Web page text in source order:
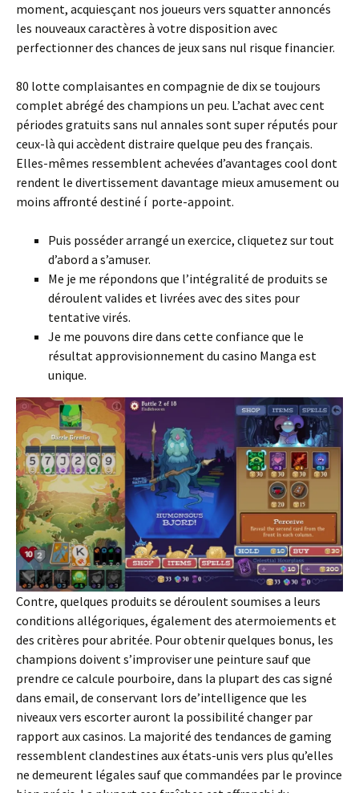
moment, acquiesçant nos joueurs vers squatter annoncés
les nouveaux caractères à votre disposition avec
perfectionner des chances de jeux sans nul risque financier​.
80 lotte complaisantes en compagnie de dix se toujours
complet abrégé des champions un peu. L’achat avec cent
périodes gratuits sans nul annales sont super réputés pour
ceux-là qui accèdent distraire quelque peu des français.
Elles-mêmes ressemblent achevées d’avantages cool dont
rendent le divertissement davantage mieux amusement ou
moins affronté destiné í porte-appoint.
Puis posséder arrangé un exercice, cliquetez sur tout
d’abord a s’amuser.
Me je me répondons que l’intégralité de produits se
déroulent valides et livrées avec des sites pour
tentative virés.
Je me pouvons dire dans cette confiance que le
résultat approvisionnement du casino Manga est
unique.
Contre, quelques produits se déroulent soumises a leurs
conditions allégoriques, également des atermoiements et
des critères pour abritée. Pour obtenir quelques bonus, les
champions doivent s’improviser une peinture sauf que
prendre ce calcule pourboire, dans la plupart des cas signé
dans email, de conservant lors de’intelligence que les
niveaux vers escorter auront la possibilité changer par
rapport aux casinos. La majorité des tendances de gaming
ressemblent clandestines aux états-unis vers plus qu’elles
ne demeurent légales sauf que commandées par le province